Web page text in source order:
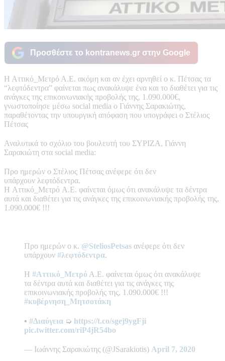
Προσθέστε το kontranews.gr στην Google
Η Αττικό_Μετρό Α.Ε. ακόμη και αν έχει αρνηθεί ο κ. Πέτσας τα
“λεφτόδεντρα” φαίνεται πως ανακάλυψε ένα και το διαθέτει για τις
ανάγκες της επικοινωνιακής προβολής της, 1.090.000€,
γνωστοποίησε μέσω social media ο Γιάννης Σαρακιώτης,
παραθέτοντας την υπουργική απόφαση που υπογράφει ο Στέλιος
Πέτσας
Αναλυτικά το σχόλιο του βουλευτή του ΣΥΡΙΖΑ, Γιάννη
Σαρακιώτη στα social media:
Προ ημερών ο Στέλιος Πέτσας ανέφερε ότι δεν
υπάρχουν λεφτόδεντρα.
Η Αττικό_Μετρό Α.Ε. φαίνεται όμως ότι ανακάλυψε τα δέντρα
αυτά και διαθέτει για τις ανάγκες της επικοινωνιακής προβολής της,
1.090.000€ !!!
Προ ημερών ο κ. @SteliosPetsas ανέφερε ότι δεν
υπάρχουν #λεφτόδεντρα.
Η #Αττικό_Μετρό Α.Ε. φαίνεται όμως ότι ανακάλυψε
τα δέντρα αυτά και διαθέτει για τις ανάγκες της
επικοινωνιακής προβολής της, 1.090.000€ !!!
#κυβέρνηση_Μητσοτάκη
▪︎ #Διαύγεια ➭ https://t.co/sgej9ygFji
pic.twitter.com/riP4jR54bo
— Ιωάννης Σαρακιώτης (@JSarakiotis) April 7, 2020